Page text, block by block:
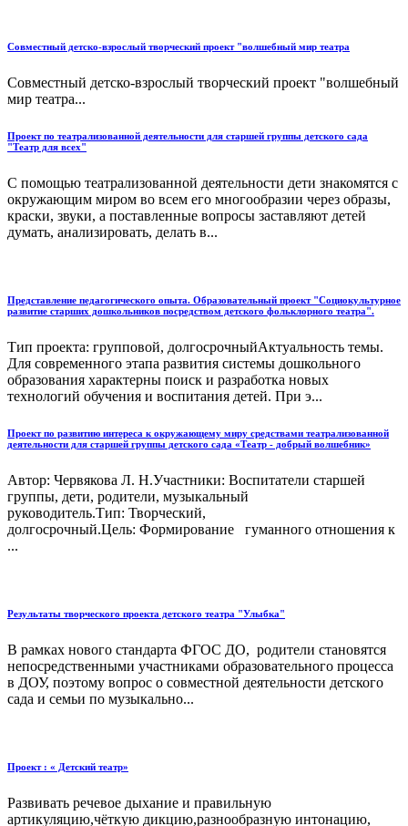
Совместный детско-взрослый творческий проект "волшебный мир театра
Совместный детско-взрослый творческий проект "волшебный
мир театра...
Проект по театрализованной деятельности для старшей группы детского сада
"Театр для всех"
С помощью театрализованной деятельности дети знакомятся с
окружающим миром во всем его многообразии через образы,
краски, звуки, а поставленные вопросы заставляют детей
думать, анализировать, делать в...
Представление педагогического опыта. Образовательный проект "Социокультурное
развитие старших дошкольников посредством детского фольклорного театра".
Тип проекта: групповой, долгосрочныйАктуальность темы.
Для современного этапа развития системы дошкольного
образования характерны поиск и разработка новых
технологий обучения и воспитания детей. При э...
Проект по развитию интереса к окружающему миру средствами театрализованной
деятельности для старшей группы детского сада «Театр - добрый волшебник»
Автор: Червякова Л. Н.Участники: Воспитатели старшей
группы, дети, родители, музыкальный
руководитель.Тип: Творческий,
долгосрочный.Цель: Формирование гуманного отношения к
...
Результаты творческого проекта детского театра "Улыбка"
В рамках нового стандарта ФГОС ДО, родители становятся
непосредственными участниками образовательного процесса
в ДОУ, поэтому вопрос о совместной деятельности детского
сада и семьи по музыкально...
Проект : « Детский театр»
Развивать речевое дыхание и правильную
артикуляцию,чёткую дикцию,разнообразную интонацию,